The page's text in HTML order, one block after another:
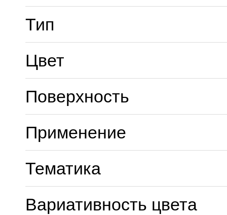
Тип
Цвет
Поверхность
Применение
Тематика
Вариативность цвета